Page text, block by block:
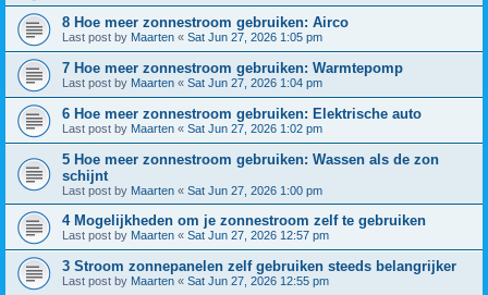
8 Hoe meer zonnestroom gebruiken: Airco
Last post by Maarten « Sat Jun 27, 2026 1:05 pm
7 Hoe meer zonnestroom gebruiken: Warmtepomp
Last post by Maarten « Sat Jun 27, 2026 1:04 pm
6 Hoe meer zonnestroom gebruiken: Elektrische auto
Last post by Maarten « Sat Jun 27, 2026 1:02 pm
5 Hoe meer zonnestroom gebruiken: Wassen als de zon
schijnt
Last post by Maarten « Sat Jun 27, 2026 1:00 pm
4 Mogelijkheden om je zonnestroom zelf te gebruiken
Last post by Maarten « Sat Jun 27, 2026 12:57 pm
3 Stroom zonnepanelen zelf gebruiken steeds belangrijker
Last post by Maarten « Sat Jun 27, 2026 12:55 pm